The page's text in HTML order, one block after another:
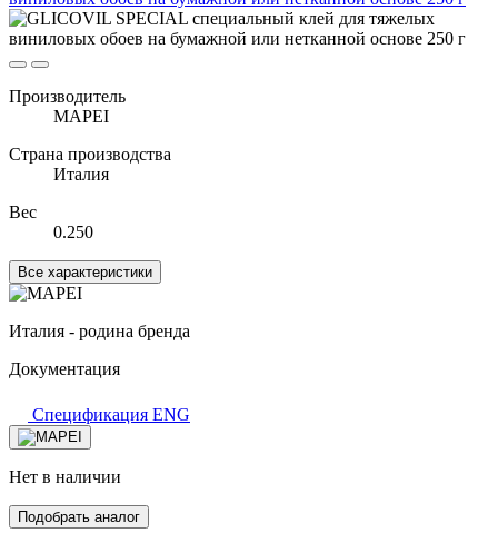
Производитель
MAPEI
Страна производства
Италия
Вес
0.250
Все характеристики
Италия - родина бренда
Документация
Спецификация ENG
Нет в наличии
Подобрать аналог